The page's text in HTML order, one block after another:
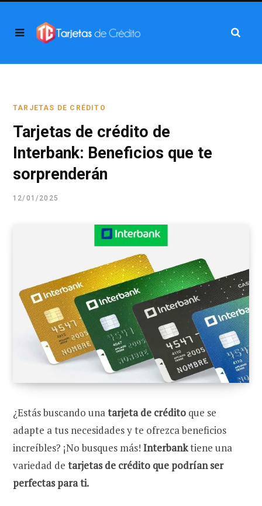
TARJETAS DE CRÉDITO
Tarjetas de crédito de
Interbank: Beneficios que te
sorprenderán
12/01/2025
¿Estás buscando unatarjeta de crédito que se
adapte a tus necesidades y te ofrezca beneficios
increíbles? ¡No busques más! Interbanktiene una
variedad de tarjetas de crédito que podrían ser
perfectas para ti.